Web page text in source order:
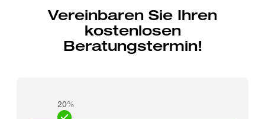
Vereinbaren Sie Ihren
kostenlosen
Beratungstermin!
20%